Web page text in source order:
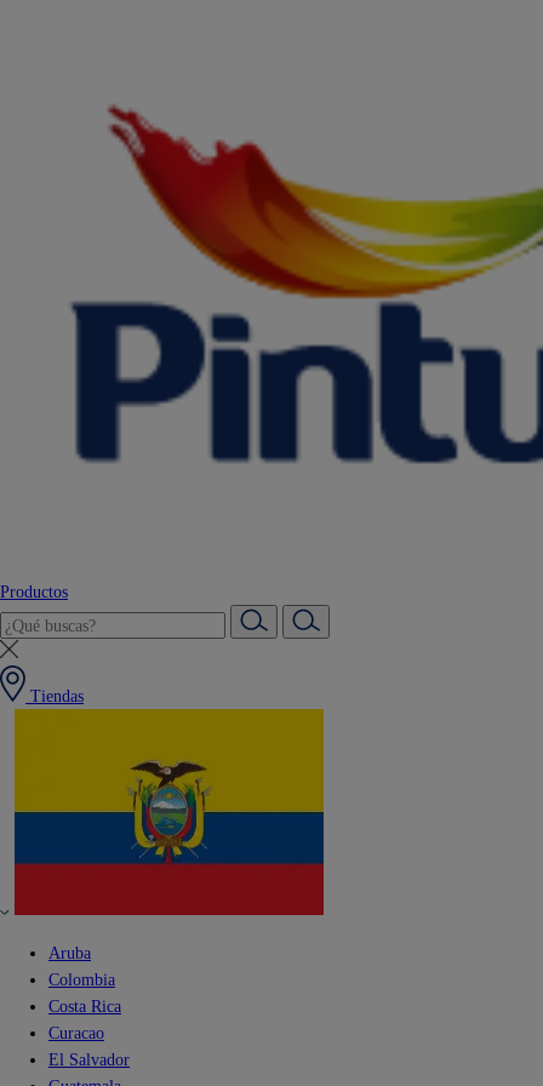
Productos
Tiendas
Aruba
Colombia
Costa Rica
Curacao
El Salvador